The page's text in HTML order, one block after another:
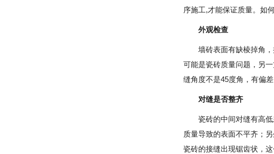
序施工,才能保证质量。如
外观检查
墙砖表面有缺棱掉角，
可能是瓷砖质量问题，另
缝角度不是45度角，有偏差
对缝是否整齐
瓷砖的中间对缝有高低
质量导致的表面不平齐；
瓷砖的接缝出现锯齿状，